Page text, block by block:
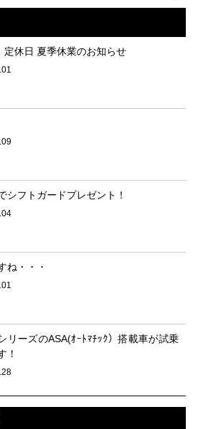
定休日 夏季休業のお知らせ
シフトガードプレゼント！
ね・・・
リーズのASA(ｵｰﾄﾏﾁｯｸ）搭載車が試乗
！